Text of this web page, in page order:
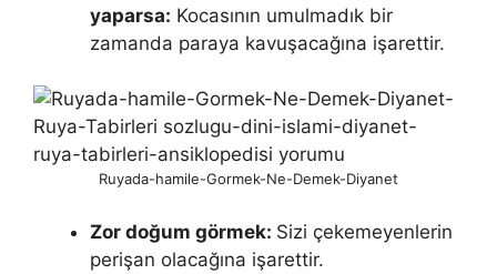
yaparsa: Kocasının umulmadık bir
zamanda paraya kavuşaca­ğına işarettir.
Ruyada-hamile-Gormek-Ne-Demek-Diyanet
Zor doğum görmek: Sizi çekemeyenlerin
perişan olacağına işarettir.